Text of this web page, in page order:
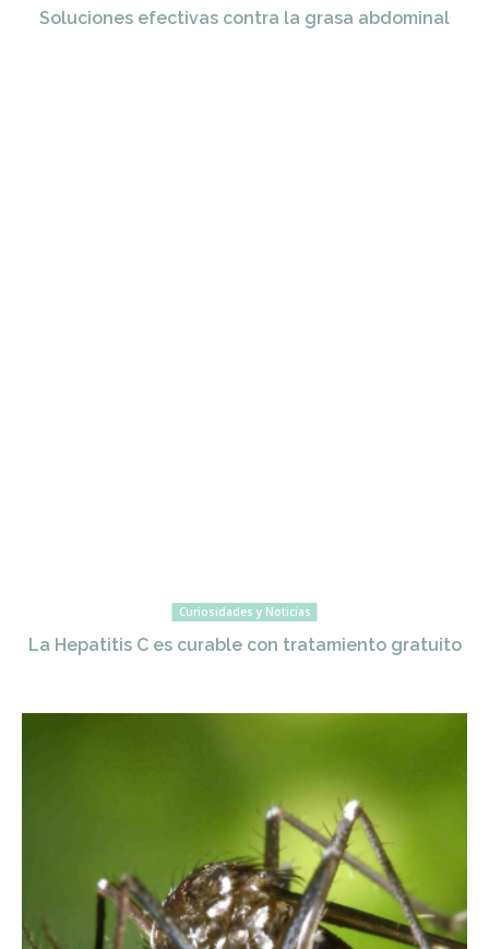
Soluciones efectivas contra la grasa abdominal
Curiosidades y Noticias
La Hepatitis C es curable con tratamiento gratuito